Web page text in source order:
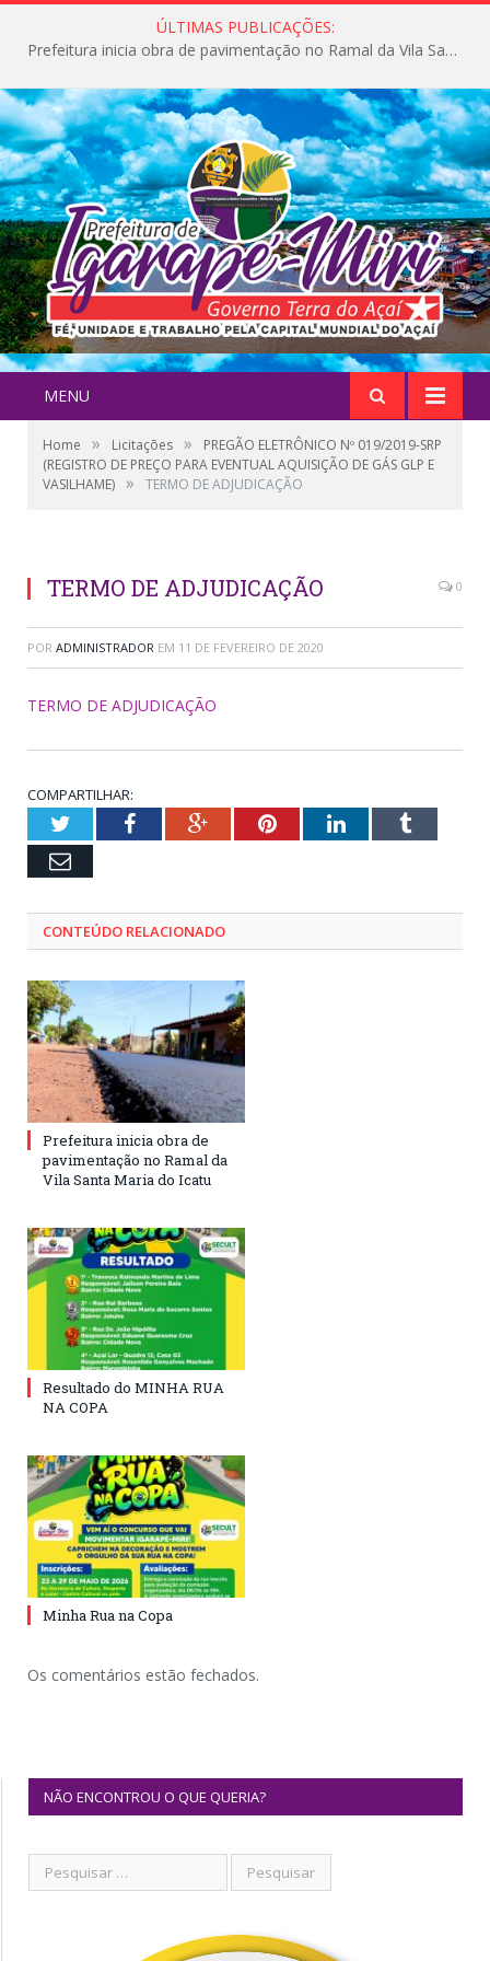
ÚLTIMAS PUBLICAÇÕES:
Prefeitura inicia obra de pavimentação no Ramal da Vila Santa Maria do Icatu
MENU
Home » Licitações »
PREGÃO ELETRÔNICO Nº 019/2019-SRP
(REGISTRO DE PREÇO PARA EVENTUAL AQUISIÇÃO DE GÁS GLP E
VASILHAME) » TERMO DE ADJUDICAÇÃO
TERMO DE ADJUDICAÇÃO 0
POR ADMINISTRADOR EM 11 DE FEVEREIRO DE 2020
TERMO DE ADJUDICAÇÃO
COMPARTILHAR:
TwitterFacebookGoogle+PinterestLinkedInTumblr
Email
CONTEÚDO RELACIONADO
Prefeitura inicia obra de
pavimentação no Ramal da
Vila Santa Maria do Icatu
Resultado do MINHA RUA
NA COPA
Minha Rua na Copa
Os comentários estão fechados.
NÃO ENCONTROU O QUE QUERIA?